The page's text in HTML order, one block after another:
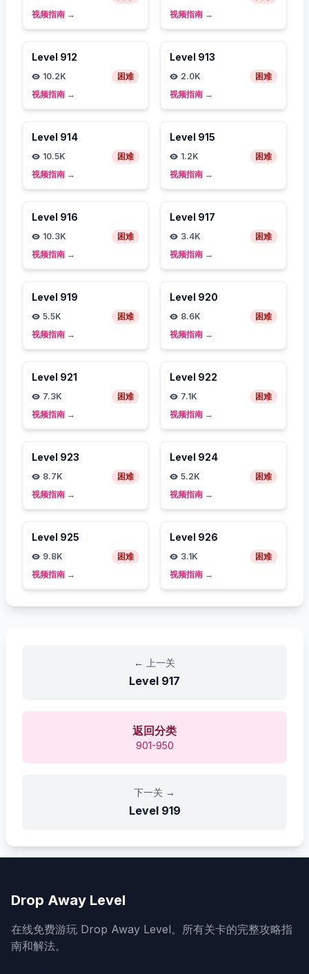
视频指南 →
视频指南 →
Level 912
10.2K
困难
视频指南 →
Level 913
2.0K
困难
视频指南 →
Level 914
10.5K
困难
视频指南 →
Level 915
1.2K
困难
视频指南 →
Level 916
10.3K
困难
视频指南 →
Level 917
3.4K
困难
视频指南 →
Level 919
5.5K
困难
视频指南 →
Level 920
8.6K
困难
视频指南 →
Level 921
7.3K
困难
视频指南 →
Level 922
7.1K
困难
视频指南 →
Level 923
8.7K
困难
视频指南 →
Level 924
5.2K
困难
视频指南 →
Level 925
9.8K
困难
视频指南 →
Level 926
3.1K
困难
视频指南 →
← 上一关
Level 917
返回分类
901-950
下一关 →
Level 919
Drop Away Level
在线免费游玩 Drop Away Level。所有关卡的完整攻略指
南和解法。